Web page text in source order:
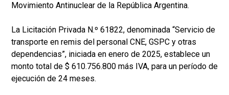
Movimiento Antinuclear de la República Argentina.
La Licitación Privada N.º 61822, denominada “Servicio de
transporte en remis del personal CNE, GSPC y otras
dependencias”, iniciada en enero de 2025, establece un
monto total de $ 610.756.800 más IVA, para un período de
ejecución de 24 meses.